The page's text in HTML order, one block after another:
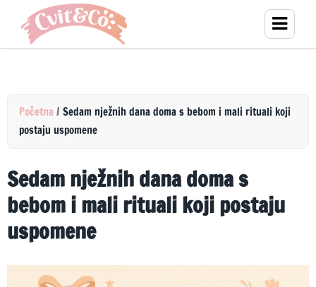
Početna / Sedam nježnih dana doma s bebom i mali rituali koji
postaju uspomene
Sedam nježnih dana doma s
bebom i mali rituali koji postaju
uspomene